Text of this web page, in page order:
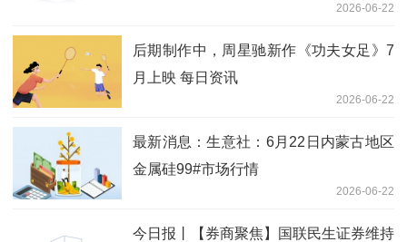
2026-06-22
后期制作中，周星驰新作《功夫女足》7
月上映 每日资讯
2026-06-22
最新消息：生意社：6月22日内蒙古地区
金属硅99#市场行情
2026-06-22
今日报丨【券商聚焦】国联民生证券维持